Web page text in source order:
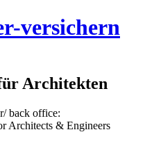
versichern
Architekten
back office:
Architects & Engineers